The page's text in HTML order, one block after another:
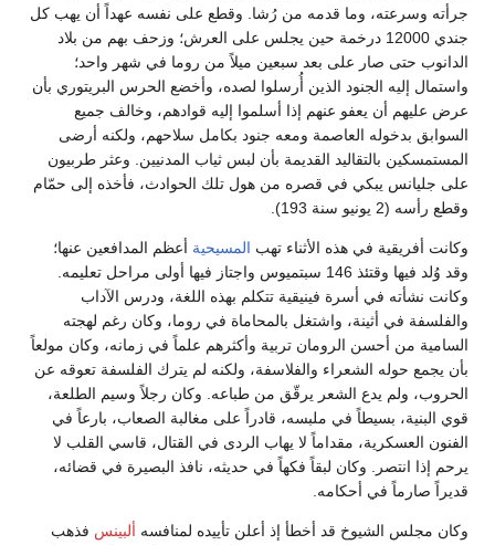
جرأته وسرعته، وما قدمه من رُشا. وقطع على نفسه عهداً أن يهب كل
جندي 12000 درخمة حين يجلس على العرش؛ وزحف بهم من بلاد
الدانوب حتى صار على بعد سبعين ميلاً من روما في شهر واحد؛
واستمال إليه الجنود الذين أُرسلوا لصده، وأخضع الحرس البريتوري بأن
عرض عليهم أن يعفو عنهم إذا أسلموا إليه قوادهم، وخالف جميع
السوابق بدخوله العاصمة ومعه جنود بكامل سلاحهم، ولكنه أرضى
المستمسكين بالتقاليد القديمة بأن لبس ثياب المدنيين. وعثر طربيون
على جليانس يبكي في قصره من هول تلك الحوادث، فأخذه إلى حمّام
وقطع رأسه (2 يونيو سنة 193).
وكانت أفريقية في هذه الأثناء تهب المسيحية أعظم المدافعين عنها؛
وقد وُلد فيها وقتئذ 146 سبتميوس واجتاز فيها أولى مراحل تعليمه.
وكانت نشأته في أسرة فينيقية تتكلم بهذه اللغة، ودرس الآداب
والفلسفة في أثينة، واشتغل بالمحاماة في روما، وكان رغم لهجته
السامية من أحسن الرومان تربية وأكثرهم علماً في زمانه، وكان مولعاً
بأن يجمع حوله الشعراء والفلاسفة، ولكنه لم يترك الفلسفة تعوقه عن
الحروب، ولم يدع الشعر يرقّق من طباعه. وكان رجلاً وسيم الطلعة،
قوي البنية، بسيطاً في ملبسه، قادراً على مغالبة الصعاب، بارعاً في
الفنون العسكرية، مقداماً لا يهاب الردى في القتال، قاسي القلب لا
يرحم إذا انتصر. وكان لبقاً فكهاً في حديثه، نافذ البصيرة في قضائه،
قديراً صارماً في أحكامه.
وكان مجلس الشيوخ قد أخطأ إذ أعلن تأييده لمنافسه ألبينس فذهب